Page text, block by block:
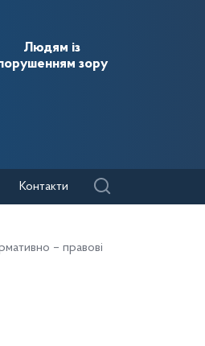
Людям із
зору
Контакти
– правові